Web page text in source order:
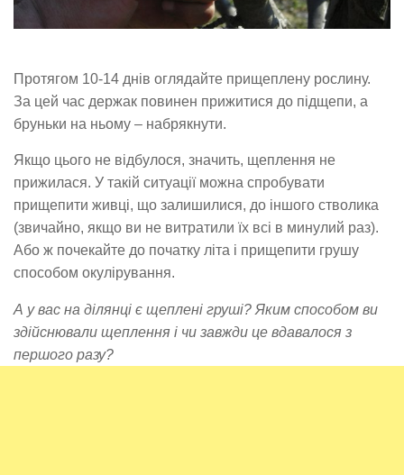
Протягом 10-14 днів оглядайте прищеплену рослину.
За цей час держак повинен прижитися до підщепи, а
бруньки на ньому – набрякнути.
Якщо цього не відбулося, значить, щеплення не
прижилася. У такій ситуації можна спробувати
прищепити живці, що залишилися, до іншого стволика
(звичайно, якщо ви не витратили їх всі в минулий раз).
Або ж почекайте до початку літа і прищепити грушу
способом окулірування.
А у вас на ділянці є щеплені груші? Яким способом ви
здійснювали щеплення і чи завжди це вдавалося з
першого разу?